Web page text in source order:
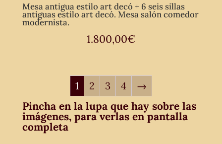
Mesa antigua estilo art decó + 6 seis sillas
antiguas estilo art decó. Mesa salón comedor
modernista.
1.800,00€
1 2 3 4 →
Pincha en la lupa que hay sobre las
imágenes, para verlas en pantalla
completa